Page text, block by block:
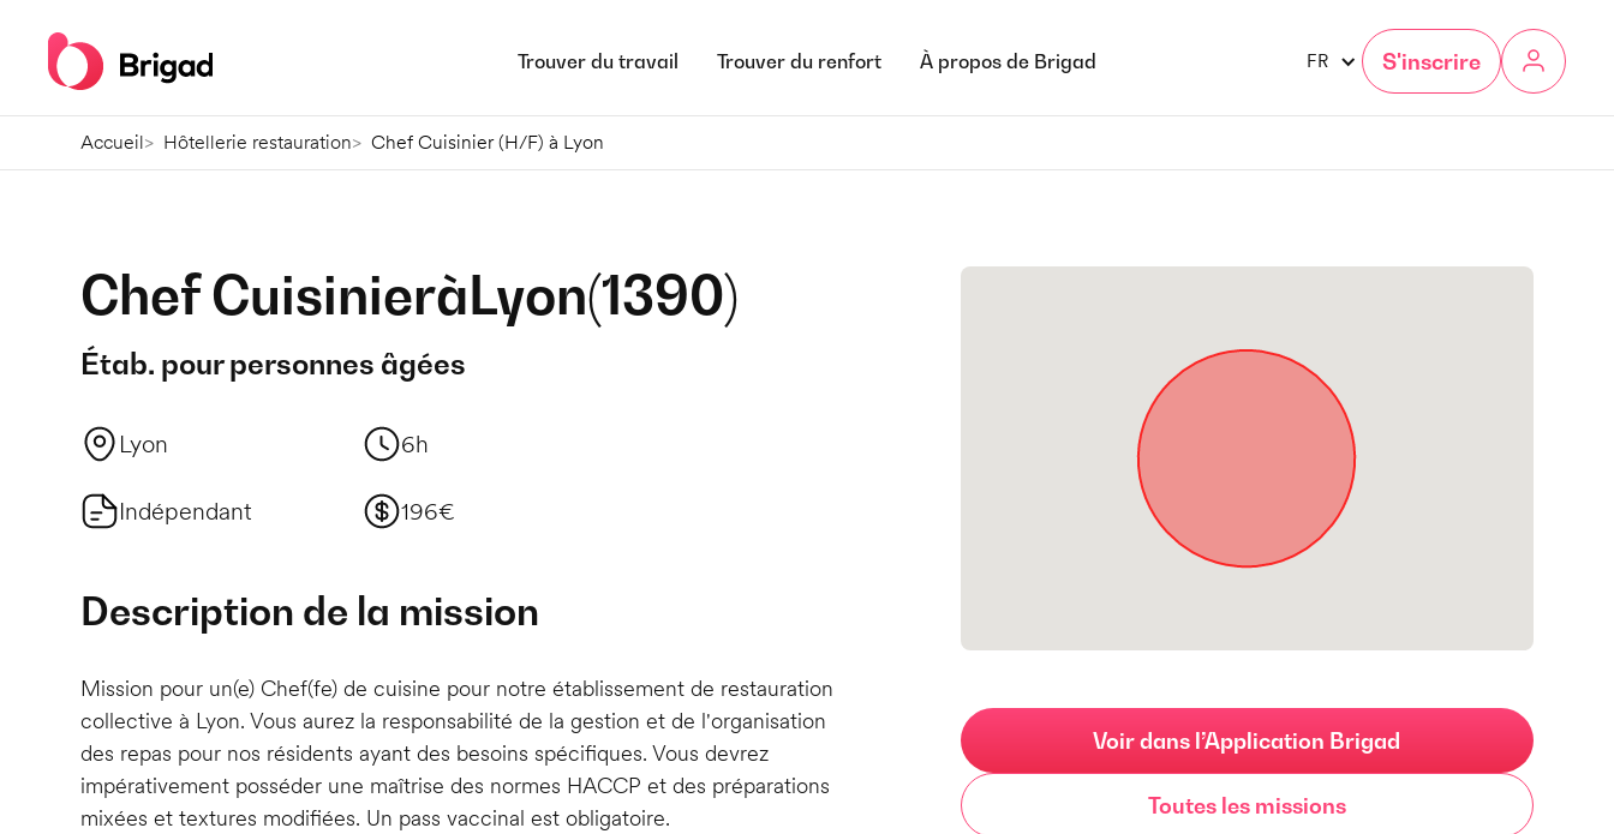
Trouver du travail Trouver du renfort À propos de Brigad FR S'inscrire
Accueil Hôtellerie restauration Chef Cuisinier (H/F) à Lyon
Chef CuisinieràLyon(1390)
Étab. pour personnes âgées
Lyon 6h
Indépendant 196€
Description de la mission
Mission pour un(e) Chef(fe) de cuisine pour notre établissement de restauration
collective à Lyon. Vous aurez la responsabilité de la gestion et de l'organisation
des repas pour nos résidents ayant des besoins spécifiques. Vous devrez
impérativement posséder une maîtrise des normes HACCP et des préparations
mixées et textures modifiées. Un pass vaccinal est obligatoire.
Voir dans l’Application Brigad
Toutes les missions